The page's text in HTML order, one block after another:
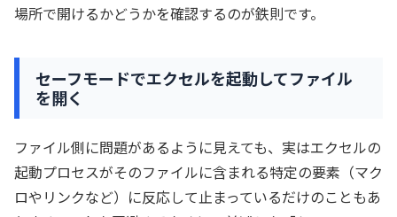
場所で開けるかどうかを確認するのが鉄則です。
セーフモードでエクセルを起動してファイル
を開く
ファイル側に問題があるように見えても、実はエクセルの
起動プロセスがそのファイルに含まれる特定の要素（マク
ロやリンクなど）に反応して止まっているだけのこともあ